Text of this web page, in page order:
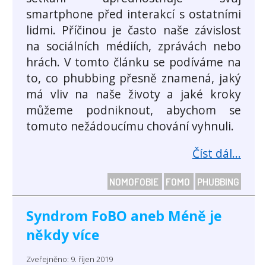
smartphone před interakcí s ostatními
lidmi. Příčinou je často naše závislost
na sociálních médiích, zprávách nebo
hrách. V tomto článku se podíváme na
to, co phubbing přesně znamená, jaký
má vliv na naše životy a jaké kroky
můžeme podniknout, abychom se
tomuto nežádoucímu chování vyhnuli.
Číst dál...
NOMOFOBIE FOMO PHUBBING
Syndrom FoBO aneb Méně je
někdy více
Zveřejněno: 9. říjen 2019